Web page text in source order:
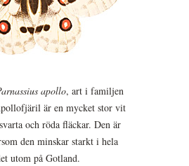
apollo, art i familjen
är en mycket stor vit
och röda fläckar. Den är
den minskar starkt i hela
utom på Gotland.